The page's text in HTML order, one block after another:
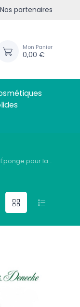
Nos partenaires
Mon Panier
0,00 €
Éponge pour la...